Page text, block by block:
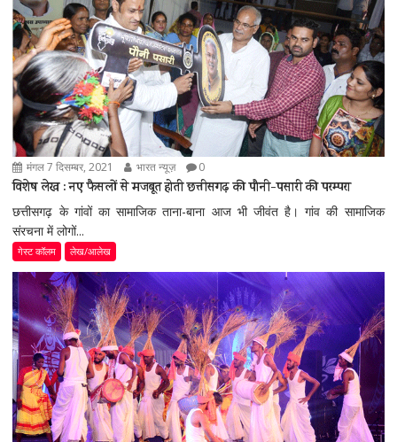
मंगल 7 दिसम्बर, 2021 भारत न्यूज़ 0
विशेष लेख : नए फैसलों से मजबूत होती छत्तीसगढ़ की पौनी-पसारी की परम्परा
छत्तीसगढ़ के गांवों का सामाजिक ताना-बाना आज भी जीवंत है। गांव की सामाजिक
संरचना में लोगों...
गेस्ट कॉलम लेख/आलेख